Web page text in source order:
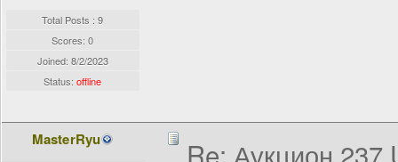
Total Posts : 9
Scores: 0
Joined: 8/2/2023
Status:offline
MasterRyu
Re: Аукцион 237